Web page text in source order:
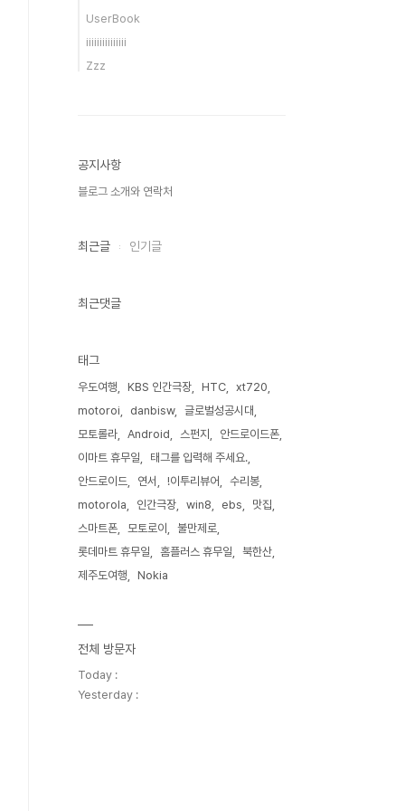
UserBook
iiiiiiiiiiiiiii
Zzz
공지사항
블로그 소개와 연락처
최근글 인기글
최근댓글
태그
우도여행 KBS 인간극장 HTC
xt720
motoroi
danbisw
글로벌성공시대
모토롤라
Android 스펀지
안드로이드폰
이마트 휴무일
태그를 입력해 주세요.
안드로이드
연서 !이투리뷰어
수리봉
motorola
인간극장 win8 ebs
맛집
스마트폰
모토로이
불만제로
롯데마트 휴무일
홈플러스 휴무일
북한산
제주도여행
Nokia
전체 방문자
Today :
Yesterday :